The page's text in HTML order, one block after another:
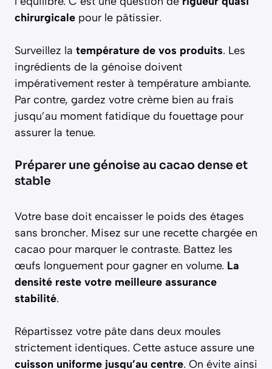
chirurgicale pour le pâtissier.
Surveillez la température de vos produits. Les
ingrédients de la génoise doivent
impérativement rester à température ambiante.
Par contre, gardez votre crème bien au frais
jusqu’au moment fatidique du fouettage pour
assurer la tenue.
Préparer une génoise au cacao dense et
stable
Votre base doit encaisser le poids des étages
sans broncher. Misez sur une recette chargée en
cacao pour marquer le contraste. Battez les
œufs longuement pour gagner en volume. La
densité reste votre meilleure assurance
stabilité.
Répartissez votre pâte dans deux moules
strictement identiques. Cette astuce assure une
cuisson uniforme jusqu’au centre. On évite ainsi